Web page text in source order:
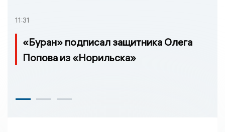
11:31
«Буран» подписал защитника Олега
Попова из «Норильска»